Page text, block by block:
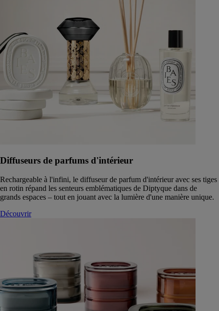
Diffuseurs de parfums d'intérieur
Rechargeable à l'infini, le diffuseur de parfum d'intérieur avec ses tiges
en rotin répand les senteurs emblématiques de Diptyque dans de
grands espaces – tout en jouant avec la lumière d'une manière unique.
Découvrir